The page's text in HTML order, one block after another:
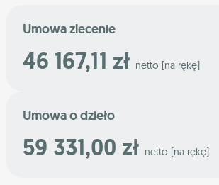
Umowa zlecenie
46 167,11 zł netto [na rękę]
Umowa o dzieło
59 331,00 zł netto [na rękę]